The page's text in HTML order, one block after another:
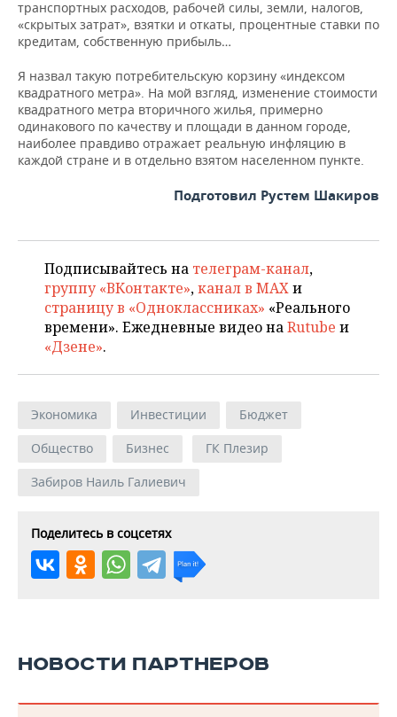
транспортных расходов, рабочей силы, земли, налогов,
«скрытых затрат», взятки и откаты, процентные ставки по
кредитам, собственную прибыль…
Я назвал такую потребительскую корзину «индексом
квадратного метра». На мой взгляд, изменение стоимости
квадратного метра вторичного жилья, примерно
одинакового по качеству и площади в данном городе,
наиболее правдиво отражает реальную инфляцию в
каждой стране и в отдельно взятом населенном пункте.
Подготовил Рустем Шакиров
Подписывайтесь на телеграм-канал,
группу «ВКонтакте»,канал в MAXи
страницу в «Одноклассниках» «Реального
времени». Ежедневные видео наRutube и
«Дзене».
Экономика Инвестиции
Бюджет
Общество
Бизнес
ГК Плезир
Забиров Наиль Галиевич
Поделитесь в соцсетях
НОВОСТИ ПАРТНЕРОВ